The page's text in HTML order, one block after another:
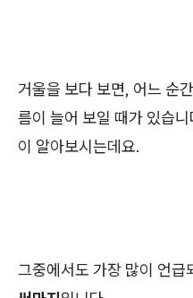
거울을 보다 보면, 어느 순
름이 늘어 보일 때가 있습
이 알아보시는데요.
그중에서도 가장 많이 언급